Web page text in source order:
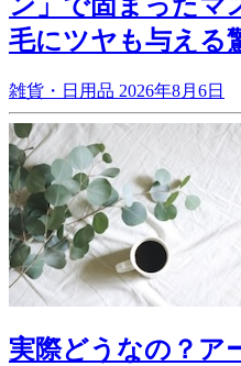
毛にツヤも与える
雑貨・日用品 2026年8月6日
実際どうなの？ア